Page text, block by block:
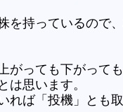
を持っているので
がっても下がって
は思います。
れば「投機」とも取